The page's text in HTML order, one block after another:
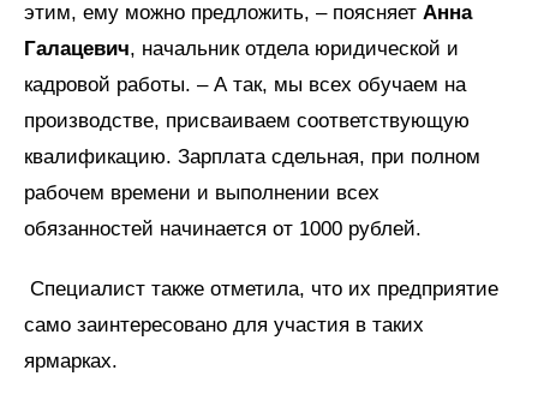
этим, ему можно предложить, – поясняет Анна
Галацевич, начальник отдела юридической и
кадровой работы. – А так, мы всех обучаем на
производстве, присваиваем соответствующую
квалификацию. Зарплата сдельная, при полном
рабочем времени и выполнении всех
обязанностей начинается от 1000 рублей.
Специалист также отметила, что их предприятие
само заинтересовано для участия в таких
ярмарках.